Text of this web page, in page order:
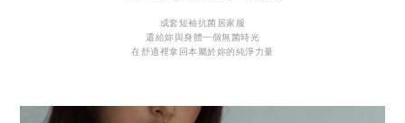
成套短袖抗菌居家服
還給妳與身體一個無菌時光
在舒適裡拿回本屬於妳的純淨力量